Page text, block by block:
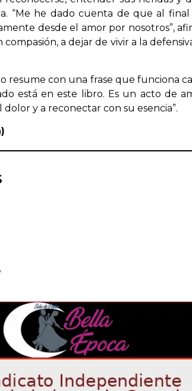
“Me he dado cuenta de que al
desde el amor por nosotros”,
a dejar de vivir a la
resume con una frase que funciona
está en este libro. Es un acto de
y a reconectar con su esencia”.